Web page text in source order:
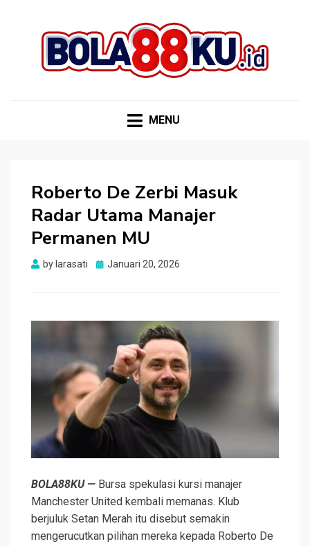
MENU
Roberto De Zerbi Masuk
Radar Utama Manajer
Permanen MU
by larasati
Posted
Januari 20, 2026
BOLA88KU — Bursa spekulasi kursi manajer
Manchester United kembali memanas. Klub
berjuluk Setan Merah itu disebut semakin
mengerucutkan pilihan mereka kepada Roberto De